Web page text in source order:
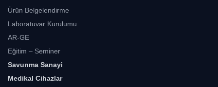
Ürün Belgelendirme
Laboratuvar Kurulumu
AR-GE
Eğitim – Seminer
Savunma Sanayi
Medikal Cihazlar